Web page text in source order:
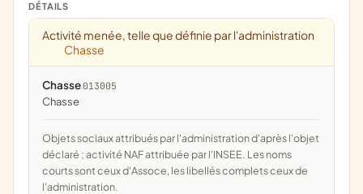
DÉTAILS
Activité menée, telle que définie par l'administration
Chasse
Chasse 013005
chasse
Objets sociaux attribués par l'administration d'après l'objet
déclaré ; activité NAF attribuée par l'INSEE. Les noms
courts sont ceux d'Assoce, les libellés complets ceux de
l'administration.